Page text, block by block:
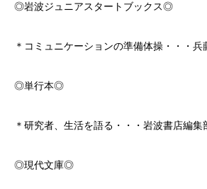
◎岩波ジュニアスタートブックス◎
＊コミュニケーションの準備体操・・・
◎単行本◎
＊研究者、生活を語る・・・岩波書店編集
◎現代文庫◎